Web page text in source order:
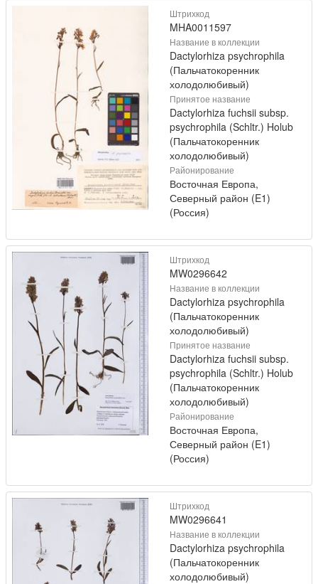
Штрихкод
MHA0011597
Название в коллекции
Dactylorhiza psychrophila
(Пальчатокоренник
холодолюбивый)
Принятое название
Dactylorhiza fuchsii subsp.
psychrophila (Schltr.) Holub
(Пальчатокоренник
холодолюбивый)
Районирование
Восточная Европа,
Северный район (E1)
(Россия)
Штрихкод
MW0296642
Название в коллекции
Dactylorhiza psychrophila
(Пальчатокоренник
холодолюбивый)
Принятое название
Dactylorhiza fuchsii subsp.
psychrophila (Schltr.) Holub
(Пальчатокоренник
холодолюбивый)
Районирование
Восточная Европа,
Северный район (E1)
(Россия)
Штрихкод
MW0296641
Название в коллекции
Dactylorhiza psychrophila
(Пальчатокоренник
холодолюбивый)